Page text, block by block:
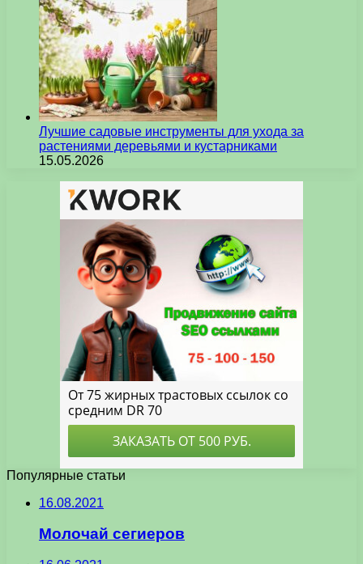
Лучшие садовые инструменты для ухода за
растениями деревьями и кустарниками
15.05.2026
Популярные статьи
16.08.2021
Молочай сегиеров